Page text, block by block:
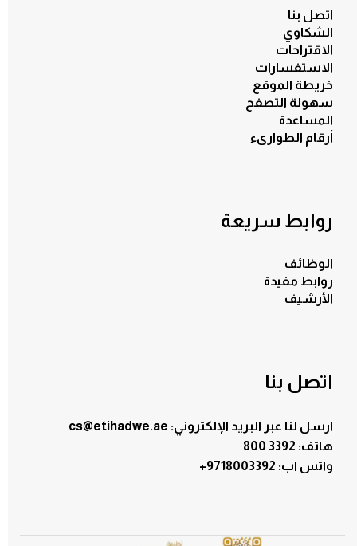
اتصل بنا
الشكاوي
الاقتراحات
الاستفسارات
خريطة الموقع
سهولة التصفح
المساعدة
أرقام الطوارىء
روابط سريعة
الوظائف
روابط مفيدة
الأرشيف
اتصل بنا
ارسل لنا عبر البريد الإلكتروني: cs@etihadwe.ae
هاتف: 3392 800
+9718003392 :واتس اب